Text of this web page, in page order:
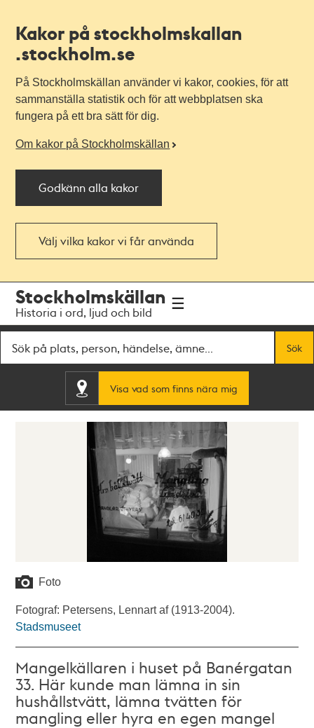
Kakor på stockholmskallan
.stockholm.se
På Stockholmskällan använder vi kakor, cookies, för att
sammanställa statistik och för att webbplatsen ska
fungera på ett bra sätt för dig.
Om kakor på Stockholmskällan
Godkänn alla kakor
Välj vilka kakor vi får använda
navigationen
huvudinnehållet
Stockholmskällan
Historia i ord, ljud och bild
Sök
Visa vad som finns nära mig
Foto
Fotograf: Petersens, Lennart af (1913-2004).
Stadsmuseet
Mangelkällaren i huset på Banérgatan
33. Här kunde man lämna in sin
hushållstvätt, lämna tvätten för
mangling eller hyra en egen mangel